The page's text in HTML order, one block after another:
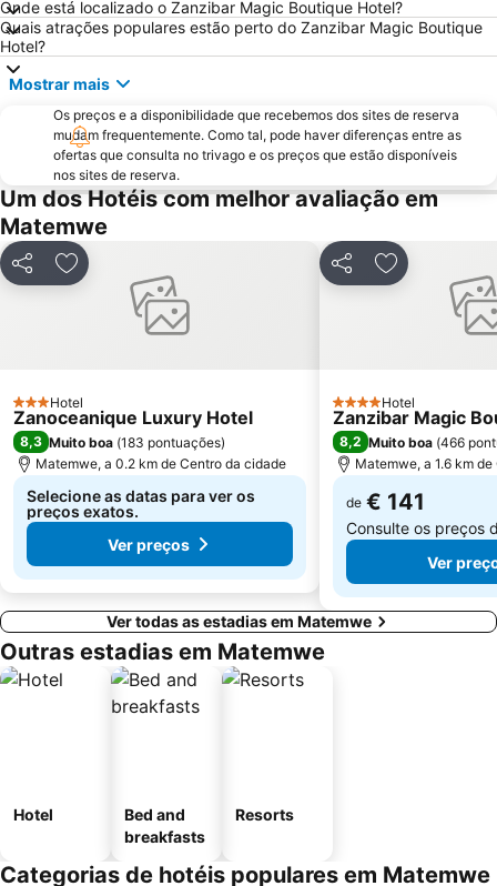
Onde está localizado o Zanzibar Magic Boutique Hotel?
Quais atrações populares estão perto do Zanzibar Magic Boutique
Hotel?
Mostrar mais
Os preços e a disponibilidade que recebemos dos sites de reserva
mudam frequentemente. Como tal, pode haver diferenças entre as
ofertas que consulta no trivago e os preços que estão disponíveis
nos sites de reserva.
Um dos Hotéis com melhor avaliação em
Matemwe
PartilharAdicionar aos favoritos
3 Estrelas
Hotel
Zanoceanique Luxury Hotel
8,3 Muito boa (183 pontuações)
Matemwe, a 0.2 km de Centro da cidade
Selecione as datas para ver os
preços exatos.
Ver preços
PartilharAdicionar
4 Estrelas
Hotel
Zanzibar Magic
8,2 Muito boa (466
Matemwe, a 1.6 km
de € 141
Consulte os preços
Ver
Ver todas as estadias em Matemwe
Outras estadias em Matemwe
Hotel
Bed and
breakfasts
Resorts
Categorias de hotéis populares em Matemwe